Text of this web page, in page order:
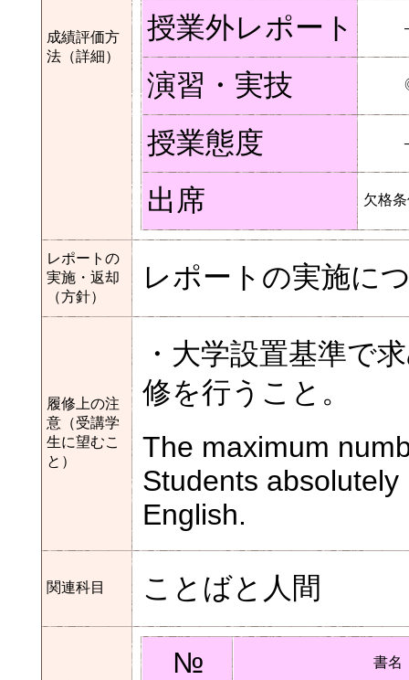
成績評価方
法（詳細）
授業外レポート
演習・実技
授業態度
出席 欠格
レポートの
実施・返却
（方針）
レポートの実施に
履修上の注
意（受講学
生に望むこ
と）
・大学設置基準で
修を行うこと。
The maximum
Students
English.
関連科目 ことばと人間
№ 書名